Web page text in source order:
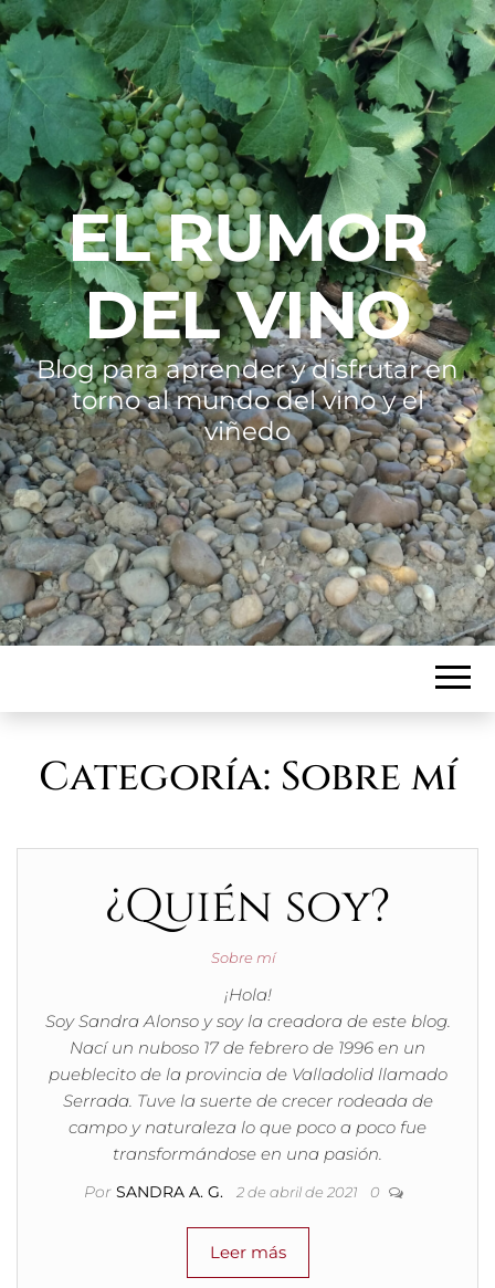
EL RUMOR
DEL VINO
Blog para aprender y disfrutar en
torno al mundo del vino y el
viñedo
Categoría: Sobre mí
¿Quién soy?
Sobre mí
¡Hola!
Soy Sandra Alonso y soy la creadora de este blog.
Nací un nuboso 17 de febrero de 1996 en un
pueblecito de la provincia de Valladolid llamado
Serrada. Tuve la suerte de crecer rodeada de
campo y naturaleza lo que poco a poco fue
transformándose en una pasión.
Por SANDRA A. G. 2 de abril de 2021 0
Leer más